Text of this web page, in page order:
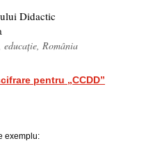
Didactic
educație, România
pentru „CCDD”
exemplu: